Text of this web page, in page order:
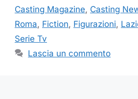
Casting Magazine, Casting
Roma, Fiction, Figurazioni,
Serie Tv
Lascia un commento